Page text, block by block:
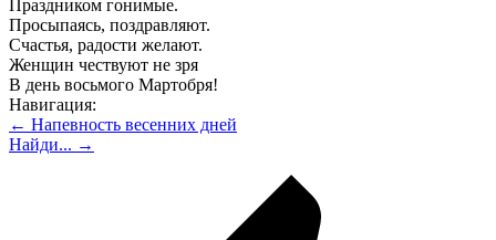
Праздником гонимые.
Просыпаясь, поздравляют.
Счастья, радости желают.
Женщин чествуют не зря
В день восьмого Мартобря!
Навигация:
← Напевность весенних дней
Найди... →